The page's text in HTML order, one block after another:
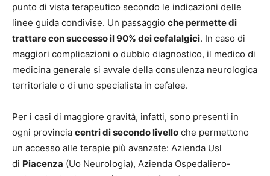
punto di vista terapeutico secondo le indicazioni delle
linee guida condivise. Un passaggio che permette di
trattare con successo il 90% dei cefalalgici. In caso di
maggiori complicazioni o dubbio diagnostico, il medico di
medicina generale si avvale della consulenza neurologica
territoriale o di uno specialista in cefalee.
Per i casi di maggiore gravità, infatti, sono presenti in
ogni provincia centri di secondo livello che permettono
un accesso alle terapie più avanzate: Azienda Usl
di Piacenza (Uo Neurologia), Azienda Ospedaliero-